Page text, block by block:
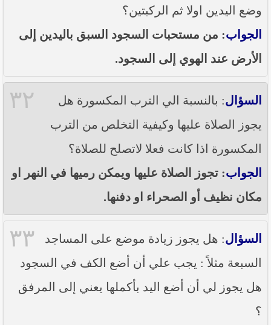
وضع اليدين اولا ثم الركبتين؟
الجواب: من مستحبات السجود السبق باليدين إلى
الأرض عند الهوي إلى السجود.
٣٢ السؤال: بالنسبة الي الترب المكسورة هل
يجوز الصلاة عليها وكيفية التخلص من الترب
المكسورة اذا كانت فعلا لاتصلح للصلاة؟
الجواب: تجوز الصلاة عليها ويمكن رميها في النهر او
مكان نظيف أو الصحراء او دفنها.
٣٣ السؤال: هل يجوز زيادة موضع على المساجد
السبعة مثلاً : يجب علي أن أضع الكف في السجود
هل يجوز لي أن أضع اليد بأكملها يعني إلى المرفق
؟